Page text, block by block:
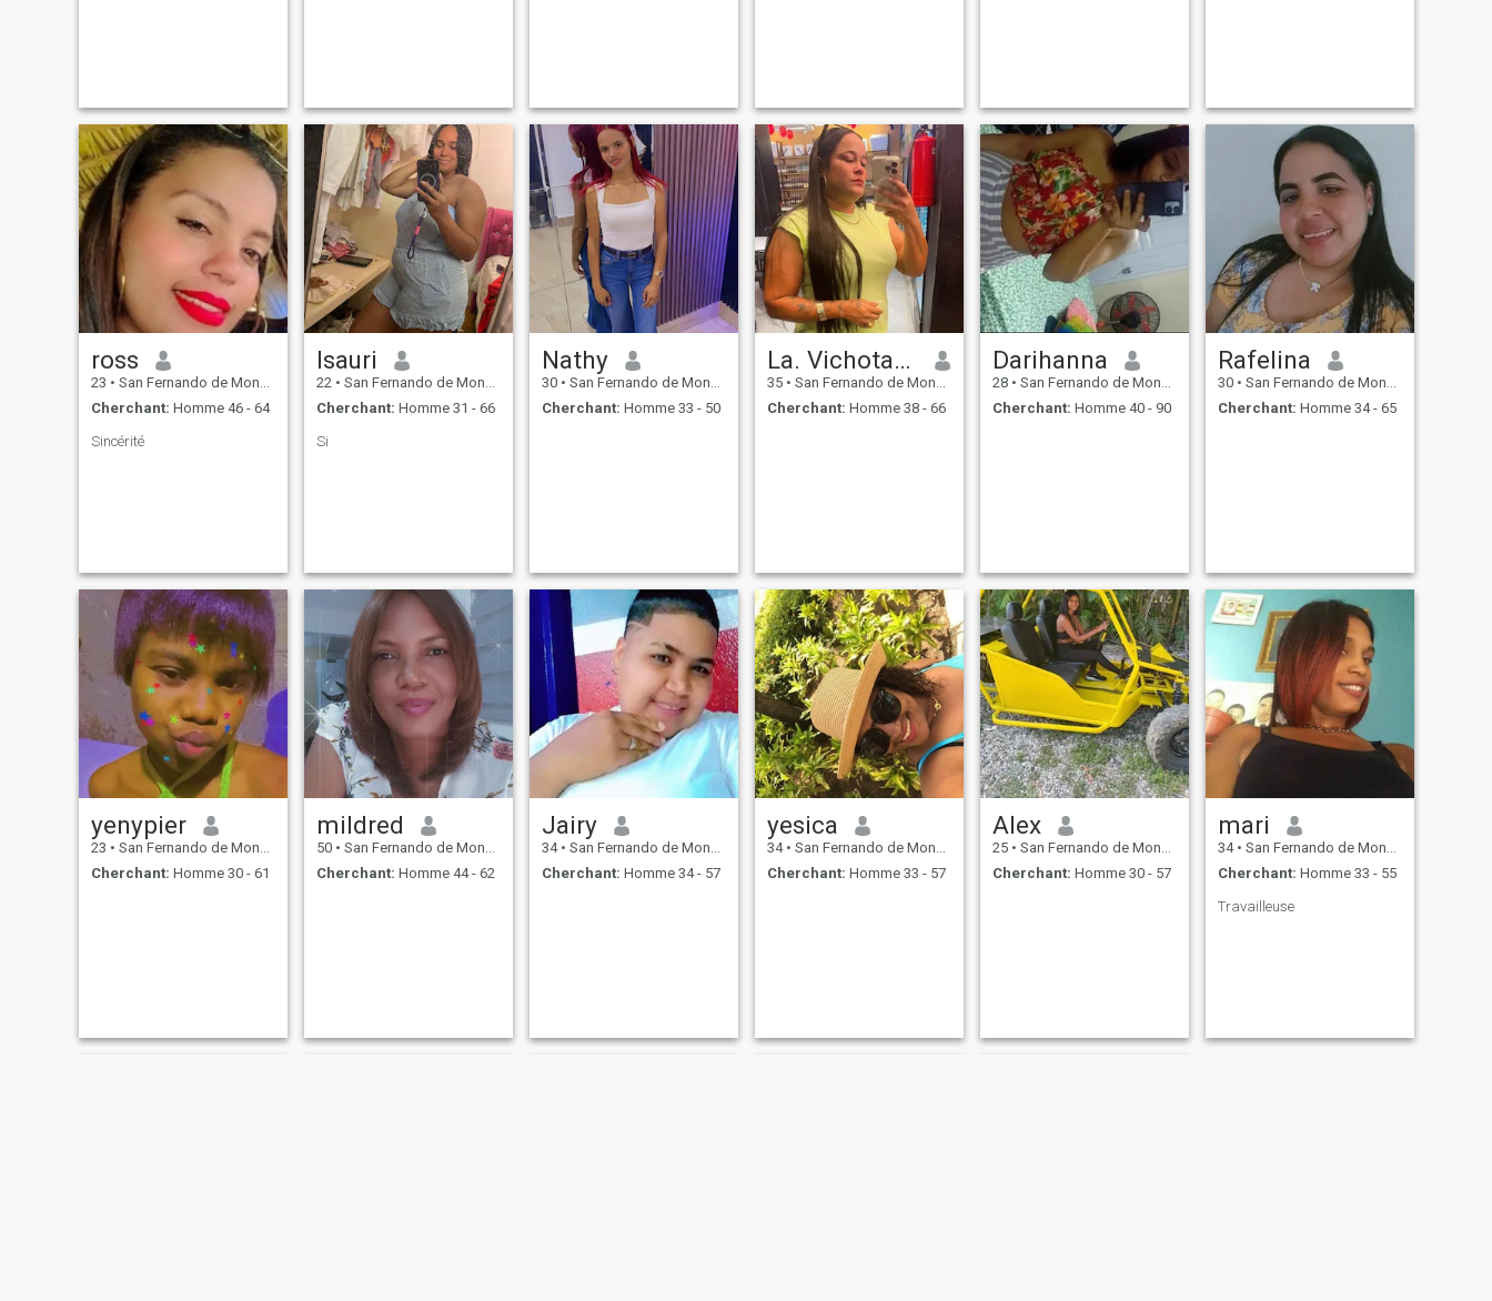
ross
23 • San Fernando de Monte Cristi, Monte Cristi, Rep.Dominicaine
Cherchant: Homme 46 - 64
Sincérité
Isauri
22 • San Fernando de Monte Cristi, Monte Cristi, Rep.Dominicaine
Cherchant: Homme 31 - 66
Si
Nathy
30 • San Fernando de Monte Cristi, Monte Cristi, Rep.Dominicaine
Cherchant: Homme 33 - 50
La. Vichota😍
35 • San Fernando de Monte Cristi, Monte Cristi, Rep.Dominicaine
Cherchant: Homme 38 - 66
Darihanna
28 • San Fernando de Monte Cristi, Monte Cristi, Rep.Dominicaine
Cherchant: Homme 40 - 90
Rafelina
30 • San Fernando de Monte Cristi, Monte Cristi, Rep.Dominicaine
Cherchant: Homme 34 - 65
yenypier
23 • San Fernando de Monte Cristi, Monte Cristi, Rep.Dominicaine
Cherchant: Homme 30 - 61
mildred
50 • San Fernando de Monte Cristi, Monte Cristi, Rep.Dominicaine
Cherchant: Homme 44 - 62
Jairy
34 • San Fernando de Monte Cristi, Monte Cristi, Rep.Dominicaine
Cherchant: Homme 34 - 57
yesica
34 • San Fernando de Monte Cristi, Monte Cristi, Rep.Dominicaine
Cherchant: Homme 33 - 57
Alex
25 • San Fernando de Monte Cristi, Monte Cristi, Rep.Dominicaine
Cherchant: Homme 30 - 57
mari
34 • San Fernando de Monte Cristi, Monte Cristi, Rep.Dominicaine
Cherchant: Homme 33 - 55
Travailleuse